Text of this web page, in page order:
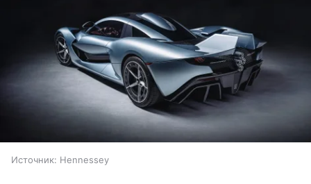
Источник: Hennessey